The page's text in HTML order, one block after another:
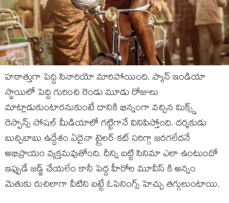
హఠాత్తుగా పెద్ది సినారియో మారిపోయింది. ప్యాన్ ఇండియా
స్థాయిలో పెద్ది గురించి రెండు మూడు రోజులు
మాట్లాడుకుంటారనుకుంటే దానికి భిన్నంగా వచ్చిన మిక్స్డ్
రెస్పాన్స్ సోషల్ మీడియాలో గట్టిగానే వినిపిస్తోంది. దర్శకుడు
బుచ్చిబాబు ఉద్దేశం ఏదైనా ట్రైలర్ కట్ సరిగ్గా జరగలేదనే
అభిప్రాయం వ్యక్తమవుతోంది. దీన్ని బట్టి సినిమా ఎలా ఉంటుందో
ఇప్పుడే జడ్జ్ చేయలేం కానీ పెద్ద హీరోల మూవీస్ కి అన్నం
మెతుకు రుచిలాగా వీటిని బట్టే ఓపెనింగ్స్ హెచ్చు తగ్గులుంటాయి.